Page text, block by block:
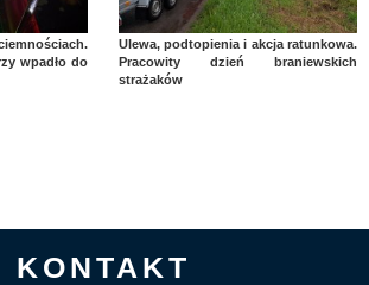
wpadło do
Ulewa, podtopienia i akcja ratunkowa.
Pracowity dzień braniewskich
strażaków
KONTAKT